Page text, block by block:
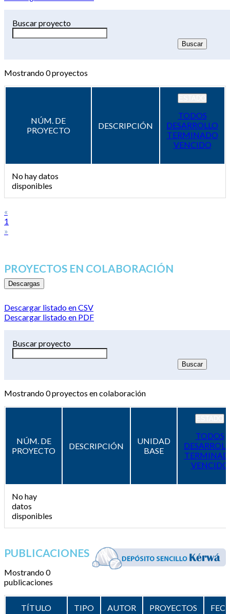
Buscar proyecto
Mostrando0proyectos
NÚM. DE
PROYECTO
DESCRIPCIÓN
TODOS
DESARROLLO
TERMINADO
VENCIDO
No hay datos
disponibles
«
1
»
PROYECTOS EN COLABORACIÓN
Descargas
Descargar listado en CSV
Descargar listado en PDF
Buscar proyecto
Mostrando0proyectos en colaboración
NÚM. DE
PROYECTO
DESCRIPCIÓN
UNIDAD
BASE
TODOS
VENCIDO
No hay
datos
disponibles
PUBLICACIONES
Mostrando 0
publicaciones
TÍTULO TIPO AUTOR PROYECTOS